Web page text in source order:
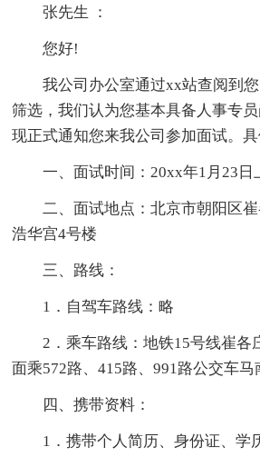
张先生 ：
您好!
我公司办公室通过xx站查阅到
筛选，我们认为您基本具备人事专员
现正式通知您来我公司参加面试。具
一、面试时间：20xx年1月23日
二、面试地点：北京市朝阳区
浩华宫4号楼
三、路线：
1．自驾车路线：略
2．乘车路线：地铁15号线崔各
面乘572路、415路、991路公交车马
四、携带资料：
1．携带个人简历、身份证、学